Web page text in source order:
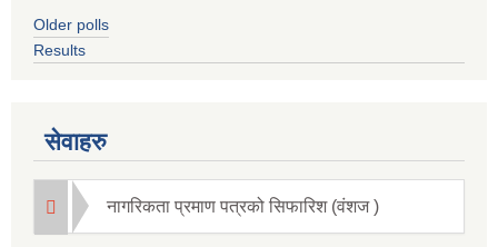
Older polls
Results
सेवाहरु
नागरिकता प्रमाण पत्रको सिफारिश (वंशज )